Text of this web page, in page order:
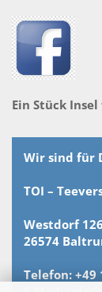
Ein Stück
Wir sind für
TOI –
Westdorf 126
26574
Telefon: +49